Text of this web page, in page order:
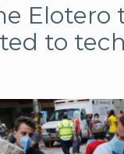
Elotero
to